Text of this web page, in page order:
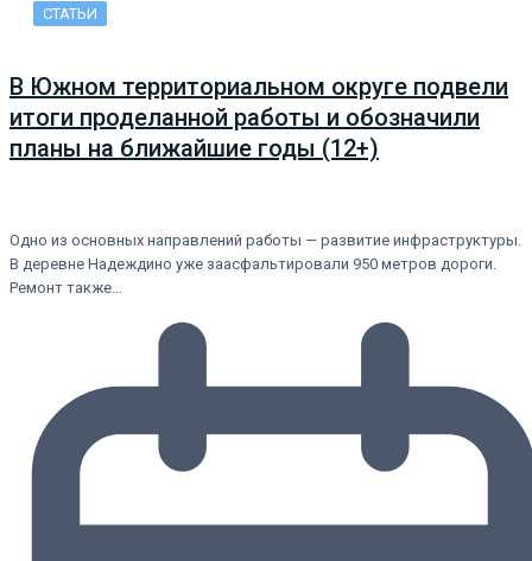
СТАТЬИ
В Южном территориальном округе подвели
итоги проделанной работы и обозначили
планы на ближайшие годы (12+)
Одно из основных направлений работы — развитие инфраструктуры.
В деревне Надеждино уже заасфальтировали 950 метров дороги.
Ремонт также…